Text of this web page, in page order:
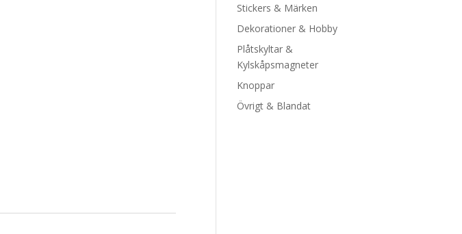
Stickers & Märken
Dekorationer & Hobby
Plåtskyltar &
Kylskåpsmagneter
Knoppar
Övrigt & Blandat